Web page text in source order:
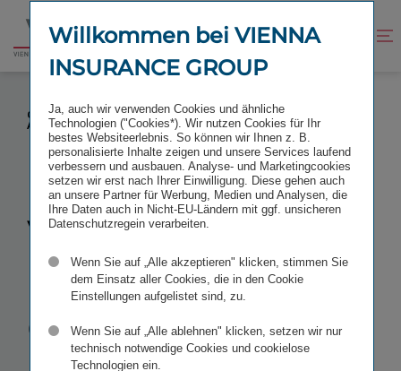
Inhalt
springen
Fußzeile
springen
Zur
Startseite
Kontrast
VIENNA INSURANCE GROUP KAUFT AXA-
GESELLSCHAFTEN IN SERBIEN - MARKTANTEIL WIRD
AUF RUND 11,5 PROZENT ERHÖHT
Vienna
Insurance
Group kauft
Willkommen bei VIENNA
INSURANCE GROUP
Ja, auch wir verwenden Cookies und ähnliche
Technologien ("Cookies*). Wir nutzen Cookies für Ihr
bestes Websiteerlebnis. So können wir Ihnen z. B.
personalisierte Inhalte zeigen und unsere Services laufend
verbessern und ausbauen. Analyse- und Marketingcookies
setzen wir erst nach Ihrer Einwilligung. Diese gehen auch
an unsere Partner für Werbung, Medien und Analysen, die
Ihre Daten auch in Nicht-EU-Ländern mit ggf. unsicheren
Datenschutzregein verarbeiten.
Wenn Sie auf „Alle akzeptieren" klicken, stimmen Sie
dem Einsatz aller Cookies, die in den Cookie
Einstellungen aufgelistet sind, zu.
Wenn Sie auf „Alle ablehnen" klicken, setzen wir nur
technisch notwendige Cookies und cookielose
Technologien ein.